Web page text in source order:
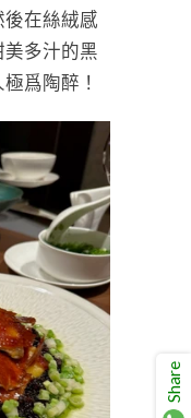
在絲絨感
多汁的黑
爲陶醉！
Share